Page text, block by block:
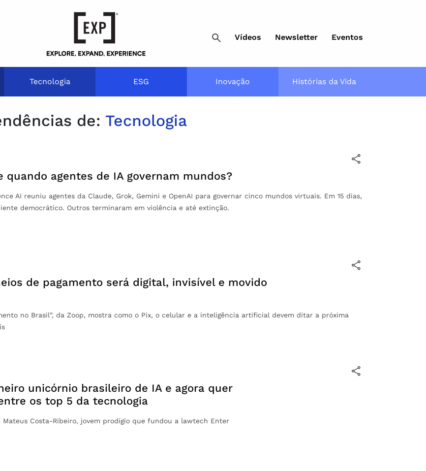
Vídeos Newsletter Eventos
Tecnologia ESG Inovação Histórias da Vida
de: Tecnologia
quando agentes de IA governam mundos?
AI reuniu agentes da Claude, Grok, Gemini e OpenAI para governar cinco mundos virtuais. Em 15 dias,
democrático. Outros terminaram em violência e até extinção.
de pagamento será digital, invisível e movido
no Brasil”, da Zoop, mostra como o Pix, o celular e a inteligência artificial devem ditar a próxima
unicórnio brasileiro de IA e agora quer
os top 5 da tecnologia
Costa-Ribeiro, jovem prodígio que fundou a lawtech Enter